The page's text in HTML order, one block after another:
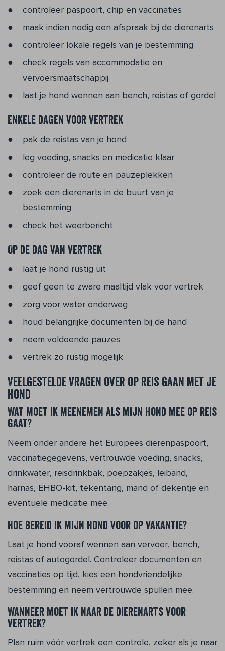
controleer paspoort, chip en vaccinaties
maak indien nodig een afspraak bij de dierenarts
controleer lokale regels van je bestemming
check regels van accommodatie en
vervoersmaatschappij
laat je hond wennen aan bench, reistas of gordel
Enkele dagen voor vertrek
pak de reistas van je hond
leg voeding, snacks en medicatie klaar
controleer de route en pauzeplekken
zoek een dierenarts in de buurt van je
bestemming
check het weerbericht
Op de dag van vertrek
laat je hond rustig uit
geef geen te zware maaltijd vlak voor vertrek
zorg voor water onderweg
houd belangrijke documenten bij de hand
neem voldoende pauzes
vertrek zo rustig mogelijk
Veelgestelde vragen over op reis gaan met je
hond
Wat moet ik meenemen als mijn hond mee op reis
gaat?
Neem onder andere het Europees dierenpaspoort,
vaccinatiegegevens, vertrouwde voeding, snacks,
drinkwater, reisdrinkbak, poepzakjes, leiband,
harnas, EHBO-kit, tekentang, mand of dekentje en
eventuele medicatie mee.
Hoe bereid ik mijn hond voor op vakantie?
Laat je hond vooraf wennen aan vervoer, bench,
reistas of autogordel. Controleer documenten en
vaccinaties op tijd, kies een hondvriendelijke
bestemming en neem vertrouwde spullen mee.
Wanneer moet ik naar de dierenarts voor
vertrek?
Plan ruim vóór vertrek een controle, zeker als je naar